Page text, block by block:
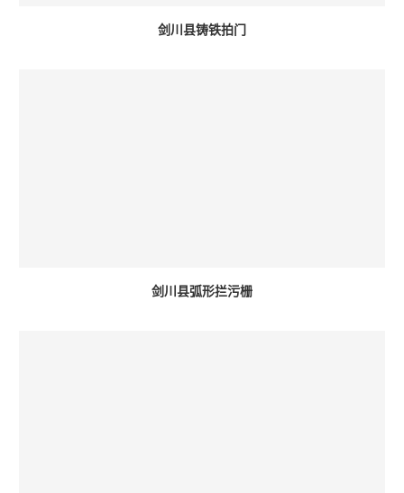
剑川县铸铁拍门
剑川县弧形拦污栅